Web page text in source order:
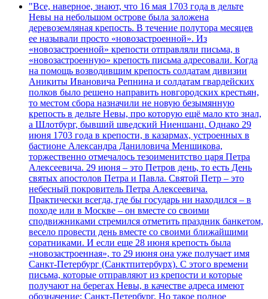
"Все, наверное, знают, что 16 мая 1703 года в дельте
Невы на небольшом острове была заложена
деревоземляная крепость. В течение полутора месяцев
ее называли просто «новозастроенной». Из
«новозастроенной» крепости отправляли письма, в
«новозастроенную» крепость письма адресовали. Когда
на помощь возводившим крепость солдатам дивизии
Аникиты Ивановича Репнина и солдатам гвардейских
полков было решено направить новгородских крестьян,
то местом сбора назначили не новую безымянную
крепость в дельте Невы, про которую ещё мало кто знал,
а Шлотбург, бывший шведский Ниеншанц. Однако 29
июня 1703 года в крепости, в казармах, устроенных в
бастионе Александра Даниловича Меншикова,
торжественно отмечалось тезоименитство царя Петра
Алексеевича. 29 июня – это Петров день, то есть День
святых апостолов Петра и Павла. Святой Петр – это
небесный покровитель Петра Алексеевича.
Практически всегда, где бы государь ни находился – в
походе или в Москве – он вместе со своими
сподвижниками стремился отметить праздник банкетом,
весело провести день вместе со своими ближайшими
соратниками. И если еще 28 июня крепость была
«новозастроенная», то 29 июня она уже получает имя
Санкт-Петербург (Санктпитербурх). С этого времени
письма, которые отправляют из крепости и которые
получают на берегах Невы, в качестве адреса имеют
обозначение: Санкт-Петербург. Но такое полное